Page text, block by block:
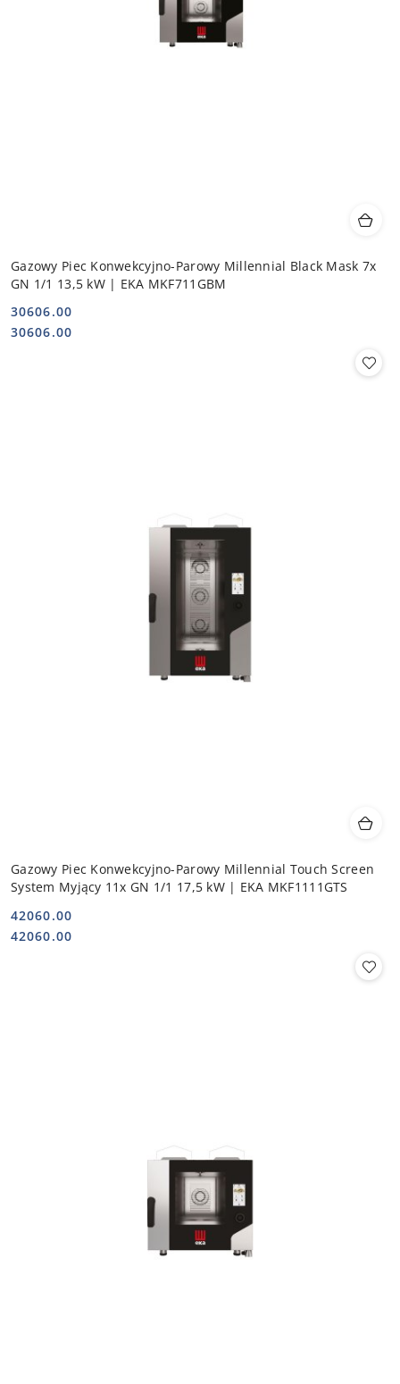
Gazowy Piec Konwekcyjno-Parowy Millennial Black Mask 7x
GN 1/1 13,5 kW | EKA MKF711GBM
Cena:
30606.00
Cena:
30606.00
Gazowy Piec Konwekcyjno-Parowy Millennial Touch Screen
System Myjący 11x GN 1/1 17,5 kW | EKA MKF1111GTS
Cena:
42060.00
Cena:
42060.00